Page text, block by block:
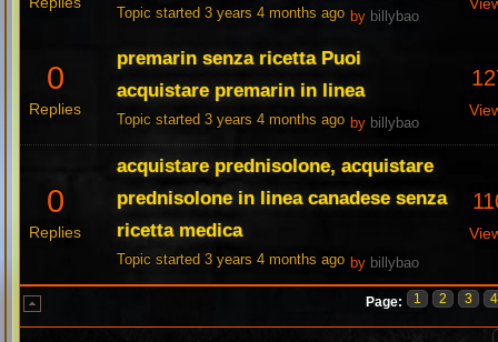
Topic started 3 years 4 months ago by billybao
0
Replies
premarin senza ricetta Puoi
acquistare premarin in linea
Topic started 3 years 4 months ago by billybao
0
Replies
acquistare prednisolone, acquistare
prednisolone in linea canadese senza
ricetta medica
Topic started 3 years 4 months ago by billybao
Page: 1 2 3 4